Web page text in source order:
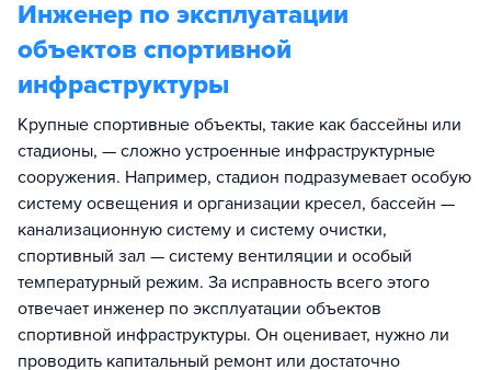
Инженер по эксплуатации
объектов спортивной
инфраструктуры
Крупные спортивные объекты, такие как бассейны или
стадионы, — сложно устроенные инфраструктурные
сооружения. Например, стадион подразумевает особую
систему освещения и организации кресел, бассейн —
канализационную систему и систему очистки,
спортивный зал — систему вентиляции и особый
температурный режим. За исправность всего этого
отвечает инженер по эксплуатации объектов
спортивной инфраструктуры. Он оценивает, нужно ли
проводить капитальный ремонт или достаточно